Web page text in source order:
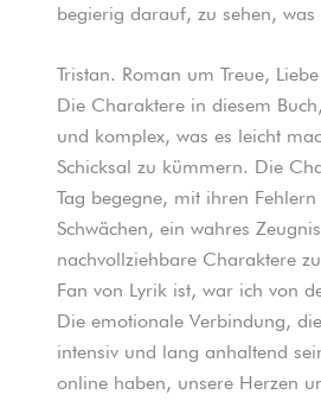
begierig darauf, zu sehen,
Tristan. Roman um Treue,
Die Charaktere in diesem
und komplex, was es leicht
Schicksal zu kümmern. Die
Tag begegne, mit ihren
Schwächen, ein wahres
nachvollziehbare Charaktere
Fan von Lyrik ist, war ich von
Die emotionale Verbindung,
intensiv und lang anhaltend
online haben, unsere Herzen